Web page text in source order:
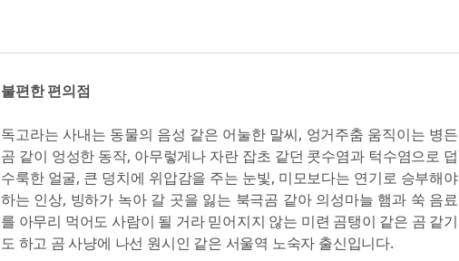
불편한 편의점
독고라는 사내는 동물의 음성 같은 어눌한 말씨, 엉거주춤 움직이는 병든
곰 같이 엉성한 동작, 아무렇게나 자란 잡초 같던 콧수염과 턱수염으로 덥
수룩한 얼굴, 큰 덩치에 위압감을 주는 눈빛, 미모보다는 연기로 승부해야
하는 인상, 빙하가 녹아 갈 곳을 잃는 북극곰 같아 의성마늘 햄과 쑥 음료
를 아무리 먹어도 사람이 될 거라 믿어지지 않는 미련 곰탱이 같은 곰 같기
도 하고 곰 사냥에 나선 원시인 같은 서울역 노숙자 출신입니다.